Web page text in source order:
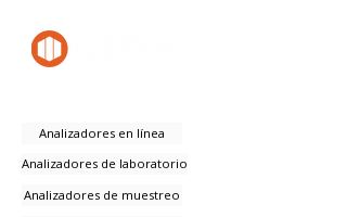
Analizadores en línea
Analizadores de laboratorio
Analizadores de muestreo